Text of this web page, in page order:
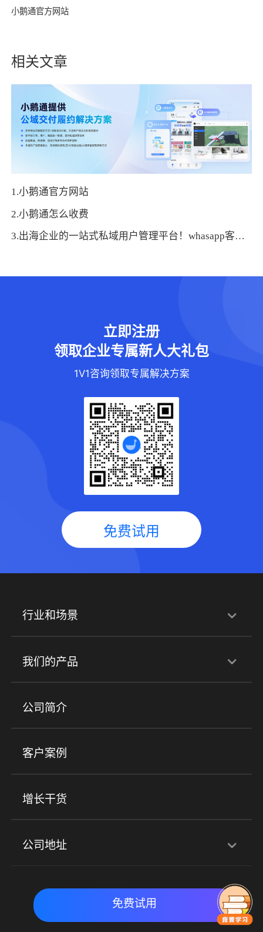
小鹅通官方网站
相关文章
1.小鹅通官方网站
2.小鹅通怎么收费
3.出海企业的一站式私域用户管理平台！whasapp客户管理更简单啦！
立即注册
领取企业专属新人大礼包
1V1咨询领取专属解决方案
免费试用
行业和场景
行业解决方案
培训机构 职业技能培训 兴趣培训
金融行业
心理机构
实时私域带货 数字化运营
我们的产品
产品
小程序商城 ERP 企微SCRM
社群圈子
公司简介
客户案例
增长干货
公司地址
北京地址：北京市朝阳区朝外大街乙6号23层
免费试用